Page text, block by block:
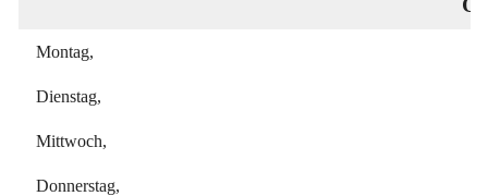
Montag,
Dienstag,
Mittwoch,
Donnerstag,